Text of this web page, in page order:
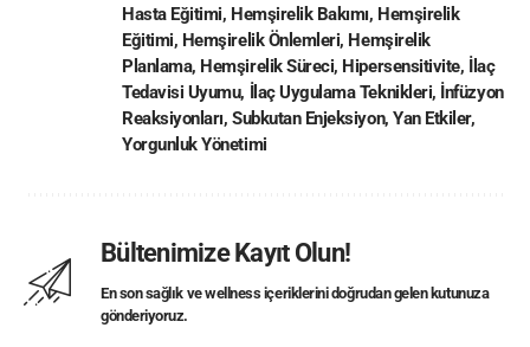
Hasta Eğitimi, Hemşirelik Bakımı, Hemşirelik
Eğitimi, Hemşirelik Önlemleri, Hemşirelik
Planlama, Hemşirelik Süreci, Hipersensitivite, İlaç
Tedavisi Uyumu, İlaç Uygulama Teknikleri, İnfüzyon
Reaksiyonları, Subkutan Enjeksiyon,Yan Etkiler,
Yorgunluk Yönetimi
Bültenimize Kayıt Olun!
En son sağlık ve wellness içeriklerini doğrudan gelen kutunuza
gönderiyoruz.